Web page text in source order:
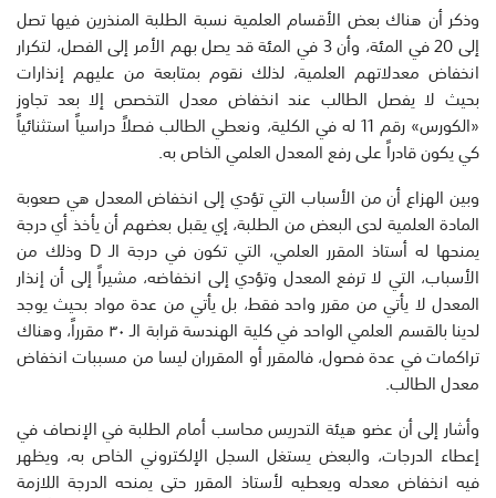
وذكر أن هناك بعض الأقسام العلمية نسبة الطلبة المنذرين فيها تصل
إلى 20 في المئة، وأن 3 في المئة قد يصل بهم الأمر إلى الفصل، لتكرار
انخفاض معدلاتهم العلمية، لذلك نقوم بمتابعة من عليهم إنذارات
بحيث لا يفصل الطالب عند انخفاض معدل التخصص إلا بعد تجاوز
«الكورس» رقم 11 له في الكلية، ونعطي الطالب فصلاً دراسياً استثنائياً
كي يكون قادراً على رفع المعدل العلمي الخاص به.
وبين الهزاع أن من الأسباب التي تؤدي إلى انخفاض المعدل هي صعوبة
المادة العلمية لدى البعض من الطلبة، إي يقبل بعضهم أن يأخذ أي درجة
يمنحها له أستاذ المقرر العلمي، التي تكون في درجة الـ D وذلك من
الأسباب، التي لا ترفع المعدل وتؤدي إلى انخفاضه، مشيراً إلى أن إنذار
المعدل لا يأتي من مقرر واحد فقط، بل يأتي من عدة مواد بحيث يوجد
لدينا بالقسم العلمي الواحد في كلية الهندسة قرابة الـ ٣٠ مقرراً، وهناك
تراكمات في عدة فصول، فالمقرر أو المقرران ليسا من مسببات انخفاض
معدل الطالب.
وأشار إلى أن عضو هيئة التدريس محاسب أمام الطلبة في الإنصاف في
إعطاء الدرجات، والبعض يستغل السجل الإلكتروني الخاص به، ويظهر
فيه انخفاض معدله ويعطيه لأستاذ المقرر حتى يمنحه الدرجة اللازمة